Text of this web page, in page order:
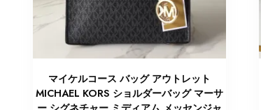
マイケルコース バッグ アウトレット
MICHAEL KORS ショルダーバッグ マーサ